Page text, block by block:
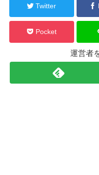
Twitter
Pocket
運営者